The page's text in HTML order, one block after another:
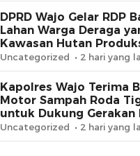
DPRD Wajo Gelar RDP
Lahan Warga Deraga
Kawasan Hutan
Uncategorized 2 hari yang
Kapolres Wajo Terima
Motor Sampah Roda
untuk Dukung Gerakan
Lingkungan
Uncategorized 2 hari yang